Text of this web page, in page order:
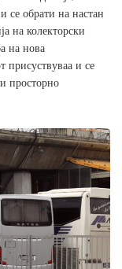
се обрати на настан
на колекторски
на нова
присуствуваа и се
просторно